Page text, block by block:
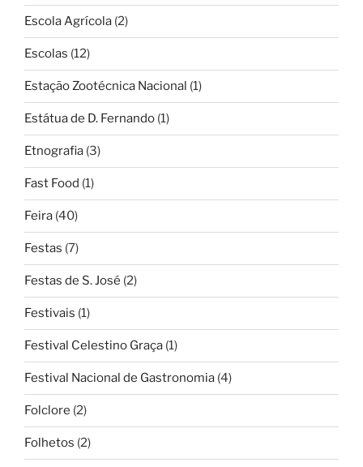
Escola Agrícola (2)
Escolas (12)
Estação Zootécnica Nacional (1)
Estátua de D. Fernando (1)
Etnografia (3)
Fast Food (1)
Feira (40)
Festas (7)
Festas de S. José (2)
Festivais (1)
Festival Celestino Graça (1)
Festival Nacional de Gastronomia (4)
Folclore (2)
Folhetos (2)